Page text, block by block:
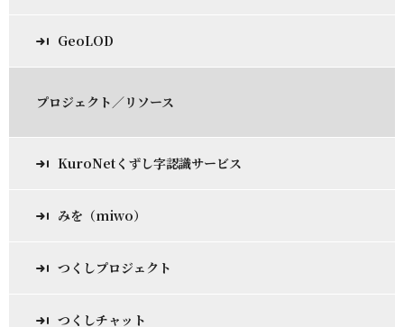
GeoLOD
プロジェクト／リソース
KuroNetくずし字認識サービス
みを（miwo）
つくしプロジェクト
つくしチャット